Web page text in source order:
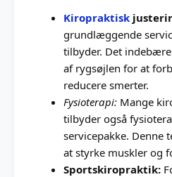
Kiropraktisk
grundlæggende
tilbyder. Det
af rygsøjlen for at
reducere smerter.
Fysioterapi: Mange
tilbyder også
servicepakke. Denne
at styrke muskler og
Sportskiropraktik: